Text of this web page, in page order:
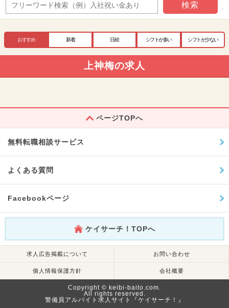
検索
おすすめ 新着 日給 シフトが多い シフトが少ない
上神梅の求人
ページTOPへ
無料転職相談サービス
よくある質問
Facebookページ
ケイサーチ！TOPへ
求人広告掲載について お問い合わせ
個人情報保護方針 会社概要
Copyright © keibi-baito.com.
All rights reserved.
警備員アルバイト求人サイト『ケイサーチ！』